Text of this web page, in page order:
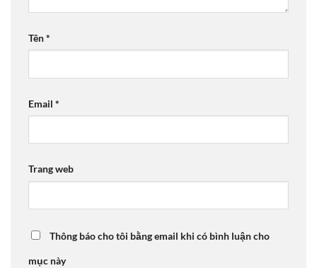
Tên*
Email *
Trang web
Thông báo cho tôi bằng email khi có bình luận cho
mục này